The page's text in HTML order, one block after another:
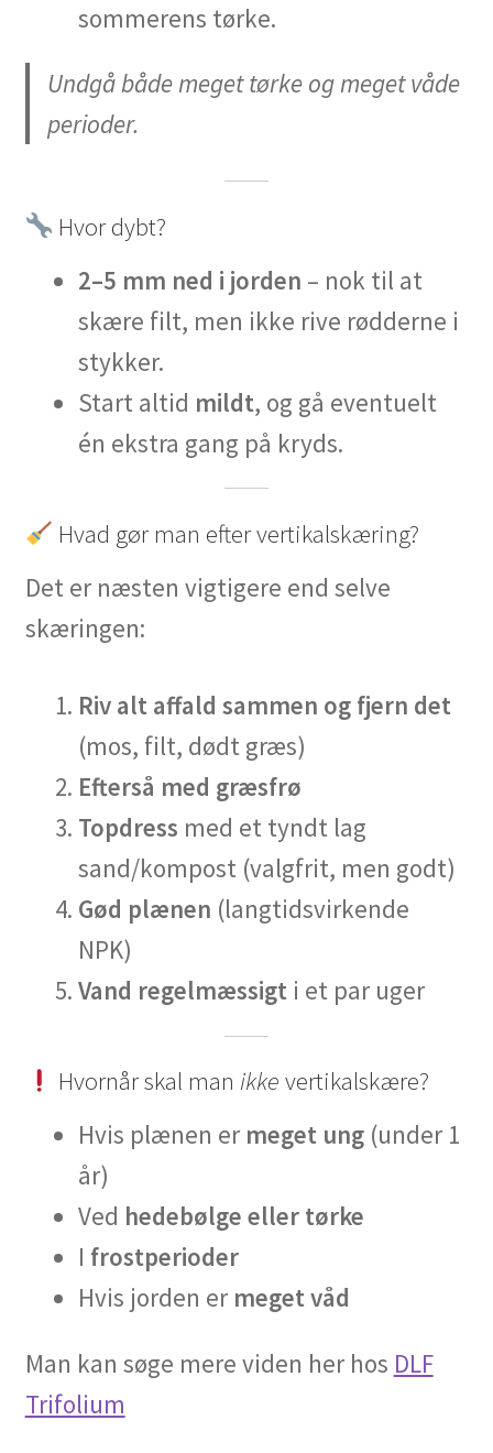
sommerens tørke.
Undgå både meget tørke og meget våde
perioder.
Hvor dybt?
2–5 mm ned i jorden – nok til at
skære filt, men ikke rive rødderne i
stykker.
Start altid mildt, og gå eventuelt
én ekstra gang på kryds.
Hvad gør man efter vertikalskæring?
Det er næsten vigtigere end selve
skæringen:
Riv alt affald sammen og fjern det
(mos, filt, dødt græs)
Efterså med græsfrø
Topdress med et tyndt lag
sand/kompost (valgfrit, men godt)
Gød plænen (langtidsvirkende
NPK)
Vand regelmæssigti et par uger
Hvornår skal man ikke vertikalskære?
Hvis plænen er meget ung(under 1
år)
Ved hedebølge eller tørke
I frostperioder
Hvis jorden er meget våd
Man kan søge mere viden her hos DLF
Trifolium